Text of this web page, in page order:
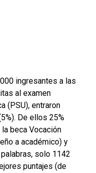
ingresantes a las
al examen
(PSU), entraron
De ellos 25%
beca Vocación
a académico) y
solo 1142
puntajes (de